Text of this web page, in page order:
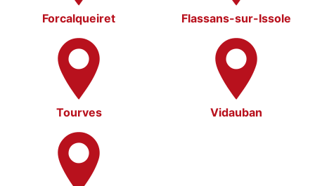
Forcalqueiret Flassans-sur-Issole
Tourves Vidauban